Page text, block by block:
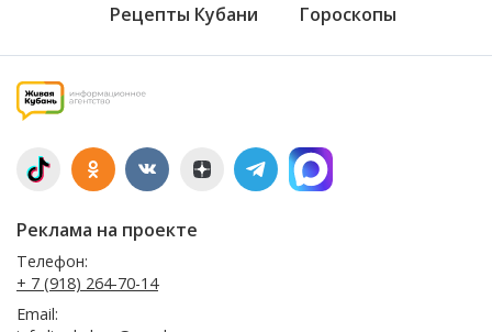
Рецепты Кубани Гороскопы
Реклама на проекте
Телефон:
+ 7 (918) 264-70-14
Email: